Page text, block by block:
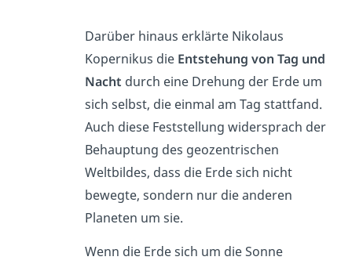
Darüber hinaus erklärte Nikolaus
Kopernikus die Entstehung von Tag und
Nacht durch eine Drehung der Erde um
sich selbst, die einmal am Tag stattfand.
Auch diese Feststellung widersprach der
Behauptung des geozentrischen
Weltbildes, dass die Erde sich nicht
bewegte, sondern nur die anderen
Planeten um sie.
Wenn die Erde sich um die Sonne